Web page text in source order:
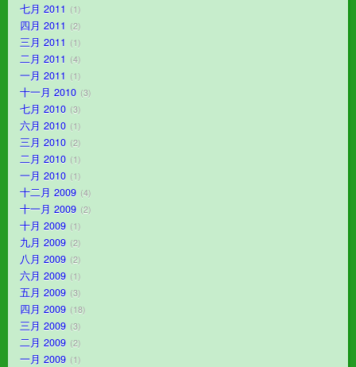
七月 2011 1
四月 2011 2
三月 2011 1
二月 2011 4
一月 2011 1
十一月 2010 3
七月 2010 3
六月 2010 1
三月 2010 2
二月 2010 1
一月 2010 1
十二月 2009 4
十一月 2009 2
十月 2009 1
九月 2009 2
八月 2009 2
六月 2009 1
五月 2009 3
四月 2009 18
三月 2009 3
二月 2009 2
一月 2009 1